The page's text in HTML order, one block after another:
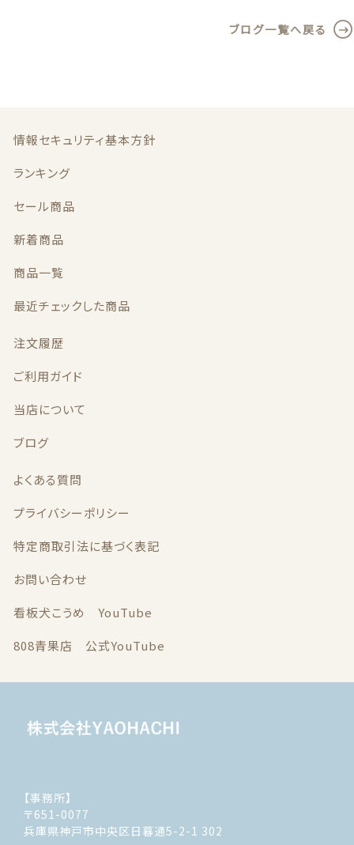
k
ai
ブログ一覧へ戻る
情報セキュリティ基本方針
ランキング
セール商品
新着商品
商品一覧
最近チェックした商品
注文履歴
ご利用ガイド
当店について
ブログ
よくある質問
プライバシーポリシー
特定商取引法に基づく表記
お問い合わせ
看板犬こうめ YouTube
808青果店 公式YouTube
【事務所】
〒651-0077
兵庫県神戸市中央区日暮通5-2-1 302
特定商取引法に基づく表記
お問い合わせ
808青果店 公式YouTube